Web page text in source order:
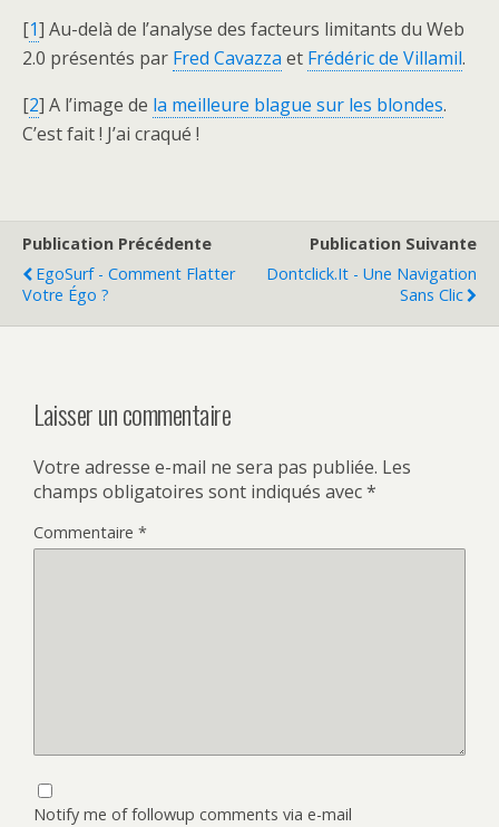
[1] Au-delà de l’analyse des facteurs limitants du Web
2.0 présentés par Fred Cavazza et Frédéric de Villamil.
[2] A l’image de la meilleure blague sur les blondes.
C’est fait ! J’ai craqué !
Publication Précédente
EgoSurf - Comment Flatter
Votre Égo ?
Publication Suivante
Dontclick.it - Une Navigation
Sans Clic
Laisser un commentaire
Votre adresse e-mail ne sera pas publiée. Les
champs obligatoires sont indiqués avec*
Commentaire *
Notify me of followup comments via e-mail